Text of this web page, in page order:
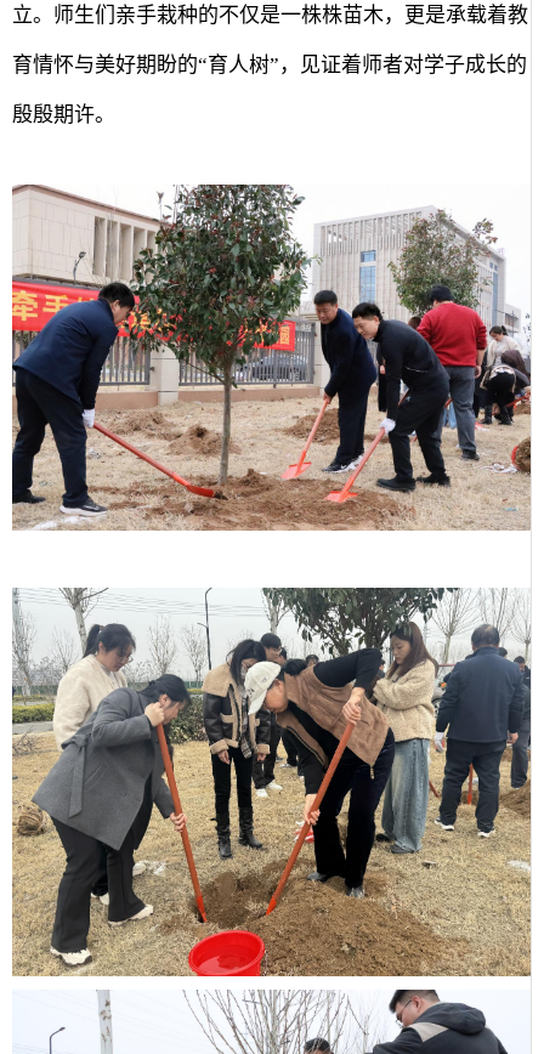
立。师生们亲手栽种的不仅是一株株苗木，更是承载着教
育情怀与美好期盼的“育人树”，见证着师者对学子成长的
殷殷期许。